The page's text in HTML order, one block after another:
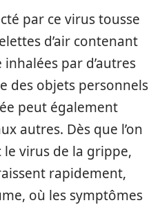
par ce virus tousse
d’air contenant
par d’autres
des objets personnels
peut également
autres. Dès que l’on
virus de la grippe,
rapidement,
où les symptômes